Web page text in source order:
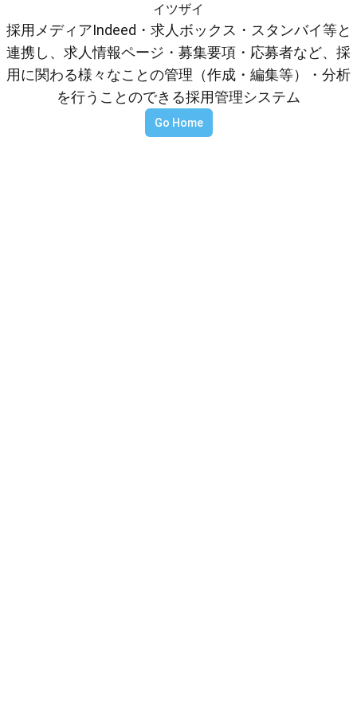
イツザイ
採用メディアIndeed・求人ボックス・スタンバイ等と
連携し、求人情報ページ・募集要項・応募者など、採
用に関わる様々なことの管理（作成・編集等）・分析
を行うことのできる採用管理システム
Go Home